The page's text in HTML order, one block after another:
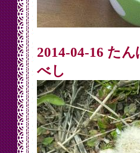
2014-04-16 た
べし